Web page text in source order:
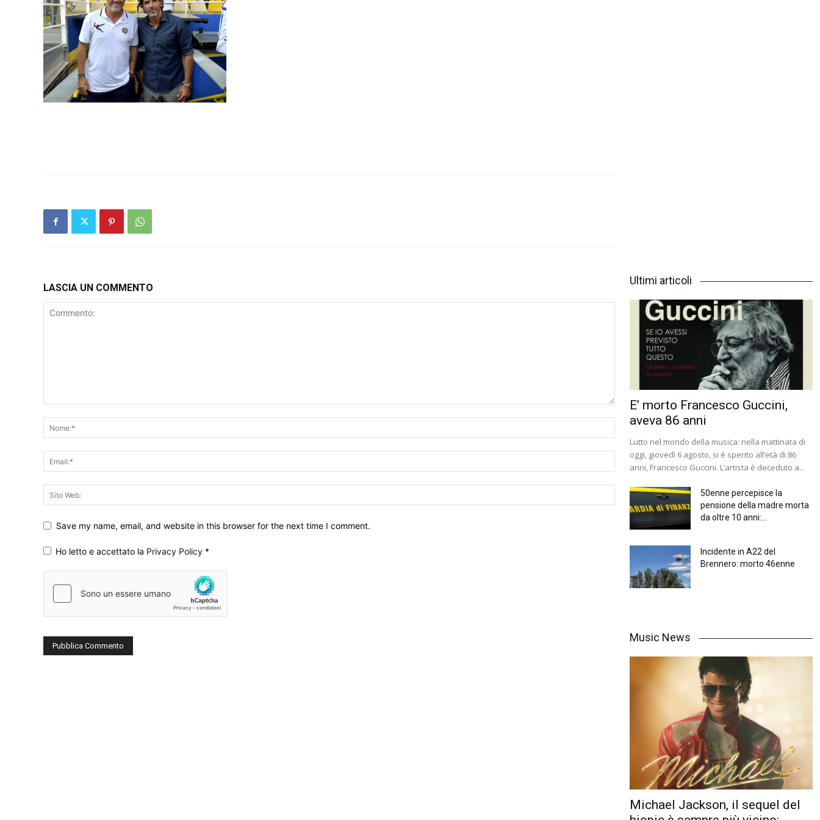
LASCIA UN COMMENTO
Save my name, email, and website in this browser for the next time I comment.
Ho letto e accettato la Privacy Policy *
Ultimi articoli
E’ morto Francesco Guccini,
aveva 86 anni
Lutto nel mondo della musica: nella mattinata di
oggi, giovedì 6 agosto, si è spento all’età di 86
anni, Francesco Guccini. L’artista è deceduto a...
50enne percepisce la
pensione della madre morta
da oltre 10 anni:...
Incidente in A22 del
Brennero: morto 46enne
Music News
Michael Jackson, il sequel del